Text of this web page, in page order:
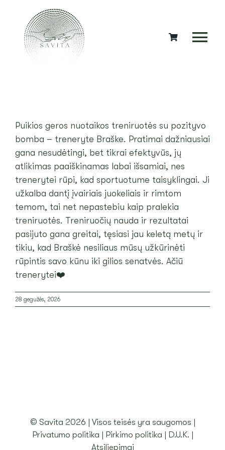
content
MEDITACIJOS
KITOS PASLAUGOS
NEMOKAMA 30 MINUČIŲ TRENIRUOTĖ
NEMOKAMA VALANDINĖ TRENIRUOTĖ
ATSILIEPIMAI
PASKYRA
KREPŠELIS
Puikios geros nuotaikos treniruotės su pozityvo
bomba – treneryte Braške. Pratimai dažniausiai
gana nesudėtingi, bet tikrai efektyvūs, jų
atlikimas paaiškinamas labai išsamiai, nes
trenerytei rūpi, kad sportuotume taisyklingai. Ji
užkalba dantį įvairiais juokeliais ir rimtom
temom, tai net nepastebiu kaip pralekia
treniruotės. Treniruočių nauda ir rezultatai
pasijuto gana greitai, tęsiasi jau keletą metų ir
tikiu, kad Braškė nesiliaus mūsų užkūrinėti
rūpintis savo kūnu iki gilios senatvės. Ačiū
trenerytei❤️
28 gegužės, 2026
© Savita 2026 | Visos teisės yra saugomos |
Privatumo politika
Pirkimo politika D.U.K.
Atsiliepimai